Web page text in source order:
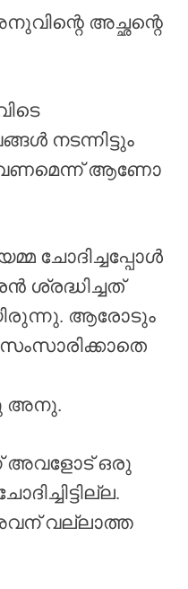
അച്ഛന്റെ
നടന്നിട്ടും
ആണോ
ചോദിച്ചപ്പോൾ
ശ്രദ്ധിച്ചത്
ആരോടും
അനു.
അവളോട് ഒരു
വല്ലാത്ത